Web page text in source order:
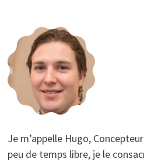
Je m’appelle Hugo,
peu de temps libre, je le